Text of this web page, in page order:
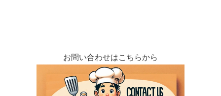
お問い合わせはこちらから